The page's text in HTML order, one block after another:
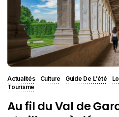
Actualités Culture Guide De L'été
Tourisme
Au fil du Val de